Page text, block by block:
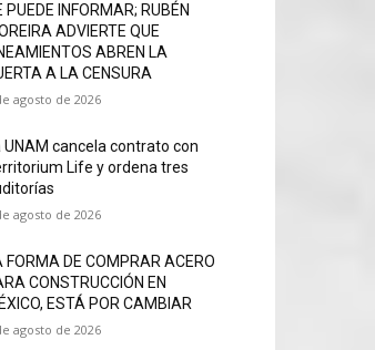
PUEDE INFORMAR; RUBÉN
ADVIERTE QUE
ABREN LA
A LA CENSURA
agosto de 2026
UNAM cancela contrato con
Life y ordena tres
agosto de 2026
FORMA DE COMPRAR ACERO
CONSTRUCCIÓN EN
ESTÁ POR CAMBIAR
agosto de 2026